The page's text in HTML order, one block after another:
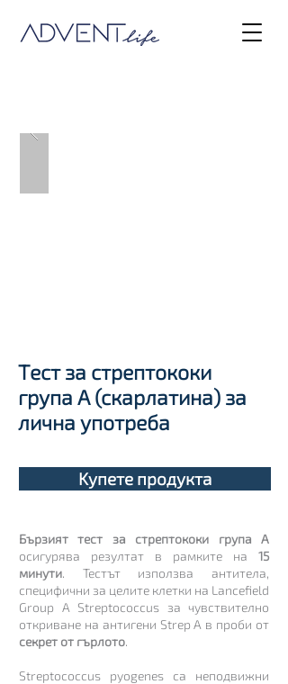
Tест за стрептококи
група А (скарлатина) за
лична употреба
Kупете продукта
Бързият тест за стрептококи група А
осигурява резултат в рамките на 15
минути. Тестът използва антитела,
специфични за целите клетки на Lancefield
Group A Streptococcus за чувствително
откриване на антигени Strep A в проби от
секрет от гърлото.
Streptococcus pyogenes са неподвижни